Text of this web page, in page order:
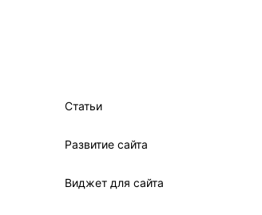
Статьи
Развитие сайта
Виджет для сайта